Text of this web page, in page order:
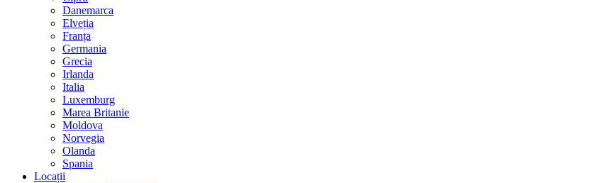
Danemarca
Elveția
Franța
Germania
Grecia
Irlanda
Italia
Luxemburg
Marea Britanie
Moldova
Norvegia
Olanda
Spania
Locații